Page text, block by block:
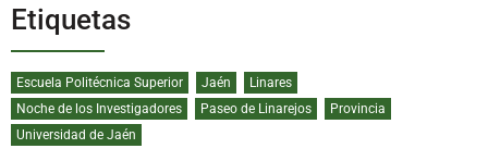
Etiquetas
Escuela Politécnica Superior Jaén
Linares
Noche de los Investigadores
Paseo de Linarejos
Provincia
Universidad de Jaén